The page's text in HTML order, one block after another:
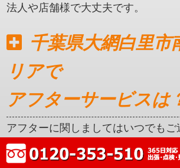
法人や店舗様で大丈夫です。
千葉県大網白里市
リアで
アフターサービスは
アフターに関しましてはいつでも
クレカ対応はして